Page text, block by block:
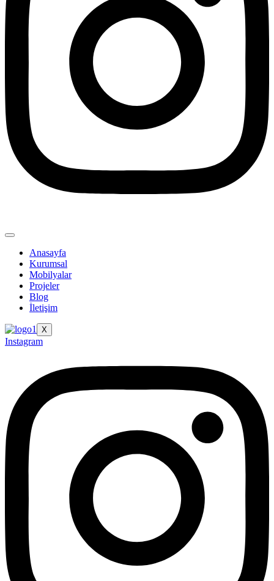
Anasayfa
Kurumsal
Mobilyalar
Projeler
Blog
İletişim
X
Instagram